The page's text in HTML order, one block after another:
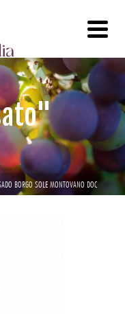
BORGO SOLE MONTOVANO DOC